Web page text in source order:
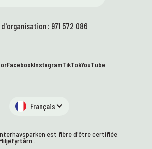
d'organisation : 971 572 086
FacebookInstagramTikTokYouTube
Français
est fière d'être certifiée
.